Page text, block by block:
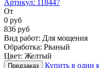
Артикул: 118447
От
0 руб
836 руб
Вид работ: Для мощения
Обработка: Рваный
Цвет: Желтый
Предзаказ Купить в один